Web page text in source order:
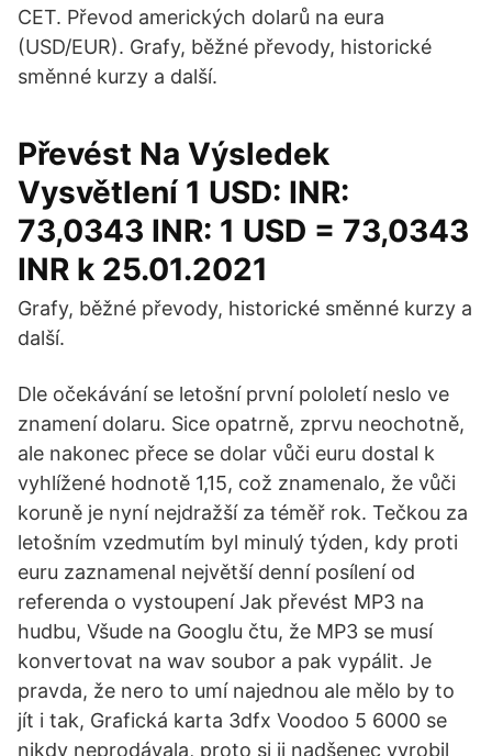
CET. Převod amerických dolarů na eura
(USD/EUR). Grafy, běžné převody, historické
směnné kurzy a další.
Převést Na Výsledek
Vysvětlení 1 USD: INR:
73,0343 INR: 1 USD = 73,0343
INR k 25.01.2021
Grafy, běžné převody, historické směnné kurzy a
další.
Dle očekávání se letošní první pololetí neslo ve
znamení dolaru. Sice opatrně, zprvu neochotně,
ale nakonec přece se dolar vůči euru dostal k
vyhlížené hodnotě 1,15, což znamenalo, že vůči
koruně je nyní nejdražší za téměř rok. Tečkou za
letošním vzedmutím byl minulý týden, kdy proti
euru zaznamenal největší denní posílení od
referenda o vystoupení Jak převést MP3 na
hudbu, Všude na Googlu čtu, že MP3 se musí
konvertovat na wav soubor a pak vypálit. Je
pravda, že nero to umí najednou ale mělo by to
jít i tak, Grafická karta 3dfx Voodoo 5 6000 se
nikdy neprodávala, proto si ji nadšenec vyrobil